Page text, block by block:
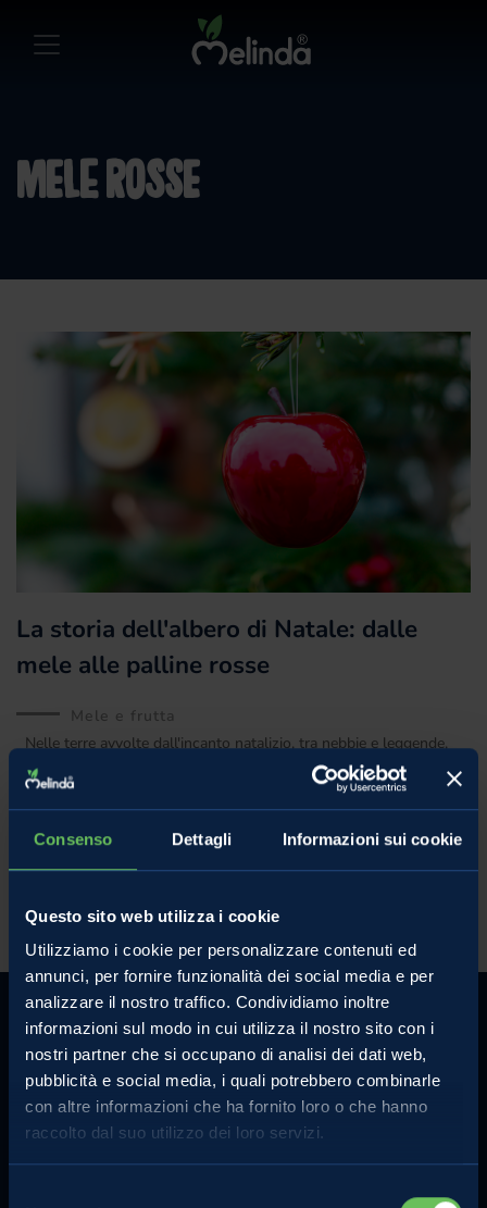
Consenso Dettagli Informazioni sui cookie
Questo sito web utilizza i cookie
Utilizziamo i cookie per personalizzare contenuti ed
annunci, per fornire funzionalità dei social media e per
analizzare il nostro traffico. Condividiamo inoltre
informazioni sul modo in cui utilizza il nostro sito con i
nostri partner che si occupano di analisi dei dati web,
pubblicità e social media, i quali potrebbero combinarle
con altre informazioni che ha fornito loro o che hanno
raccolto dal suo utilizzo dei loro servizi.
mele rosse
La storia dell'albero di Natale: dalle
mele alle palline rosse
Mele e frutta
Nelle terre avvolte dall'incanto natalizio, tra nebbie e leggende,
doni e suggestioni, l'albero di Natale si fa protagonista di una
narrazione straordinaria: un viaggio attraverso
MELINDA
L'azienda
MELE VAL DI NON
Le mele e gli altri prodotti